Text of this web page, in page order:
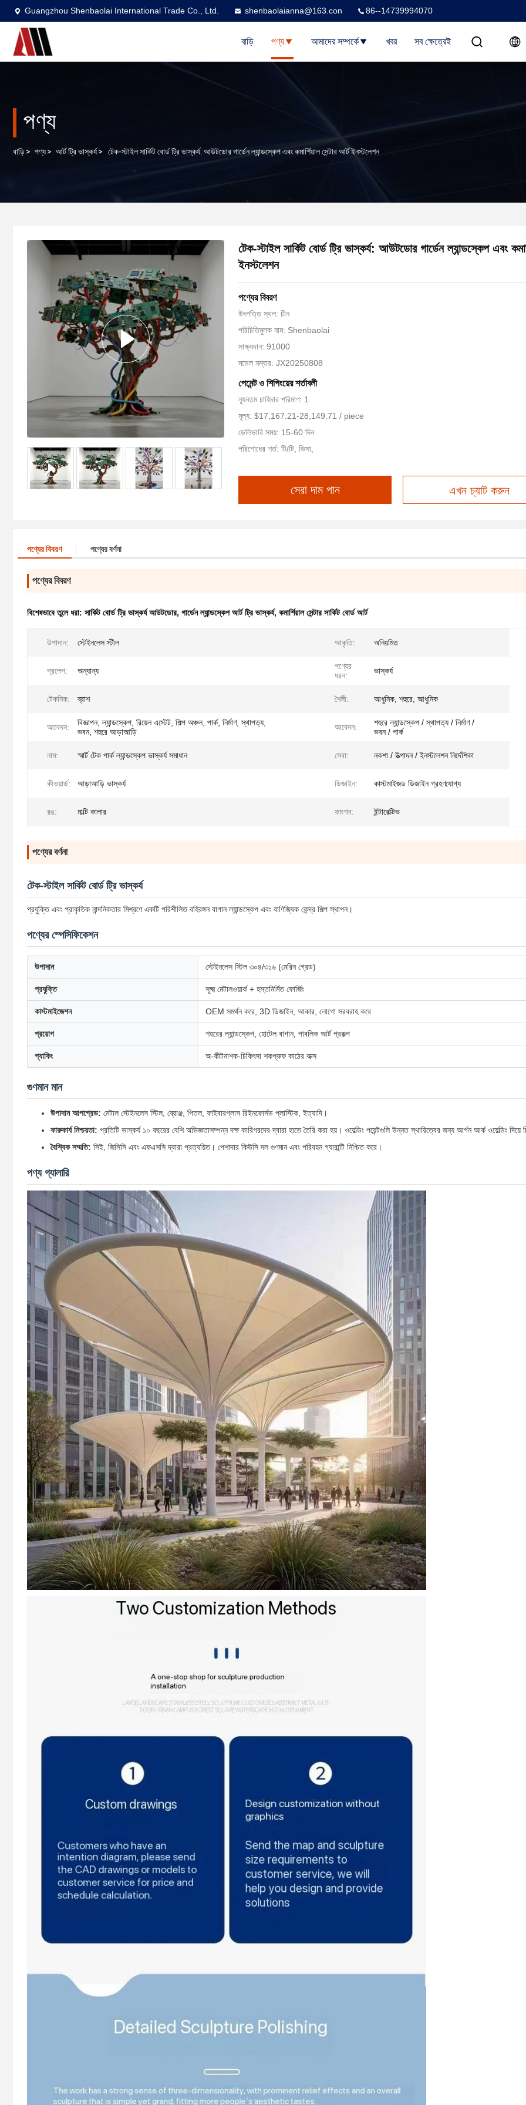
Guangzhou Shenbaolai International Trade Co., Ltd. shenbaolaianna@163.con 86--14739994070
বাড়ি পণ্য আমাদের সম্পর্কে খবর সব ক্ষেত্রেই
পণ্য
বাড়ি> পণ্য> আর্ট ট্রি ভাস্কর্য> টেক-স্টাইল সার্কিট বোর্ড ট্রি ভাস্কর্য: আউটডোর গার্ডেন ল্যান্ডস্কেপ এবং কমার্শিয়াল সেন্টার আর্ট ইনস্টলেশন
টেক-স্টাইল সার্কিট বোর্ড ট্রি ভাস্কর্য: আউটডোর গার্ডেন ল্যান্ডস্কেপ এবং
ইনস্টলেশন
পণ্যের বিবরণ
উৎপত্তি স্থল: চীন
পরিচিতিমুলক নাম: Shenbaolai
সাক্ষ্যদান: 91000
মডেল নম্বার: JX20250808
পেমেন্ট ও শিপিংয়ের শর্তাবলী
ন্যূনতম চাহিদার পরিমাণ: 1
মূল্য: $17,167.21-28,149.71 / piece
ডেলিভারি সময়: 15-60 দিন
পরিশোধের শর্ত: টি/টি, ভিসা,
সেরা দাম পান এখন চ্যাট করুন
পণ্যের বিবরণ পণ্যের বর্ণনা
পণ্যের বিবরণ
বিশেষভাবে তুলে ধরা: সার্কিট বোর্ড ট্রি ভাস্কর্য আউটডোর, গার্ডেন ল্যান্ডস্কেপ আর্ট ট্রি ভাস্কর্য, কমার্শিয়াল সেন্টার সার্কিট বোর্ড আর্ট
উপাদান: স্টেইনলেস স্টীল আকৃতি: অনিয়মিত
প্রলেপ: অন্যান্য
পণ্যের
ধরন:
ভাস্কর্য
টেকনিক: ব্রাশ শৈলী: আধুনিক, শহুরে, আধুনিক
আবেদন:
বিজ্ঞাপন, ল্যান্ডস্কেপ, রিয়েল এস্টেট, শিল্প অঞ্চল, পার্ক, নির্মাণ, স্থাপত্য,
ভবন, শহুরে আড়াআড়ি
আবেদন:
শহুরে ল্যান্ডস্কেপ / স্থাপত্য / নির্মাণ /
ভবন / পার্ক
নাম: স্মার্ট টেক পার্ক ল্যান্ডস্কেপ ভাস্কর্য সমাধান সেবা: নকশা / উত্পাদন / ইনস্টলেশন নির্দেশিকা
কীওয়ার্ড: আড়াআড়ি ভাস্কর্য ডিজাইন: কাস্টমাইজড ডিজাইন গ্রহণযোগ্য
রঙ: মাল্টি কালার ফাংশন: ইন্টারেক্টিভ
পণ্যের বর্ণনা
টেক-স্টাইল সার্কিট বোর্ড ট্রি ভাস্কর্য
প্রযুক্তি এবং প্রাকৃতিক নান্দনিকতার মিশ্রণে একটি পরিশীলিত বহিরঙ্গন বাগান ল্যান্ডস্কেপ এবং বাণিজ্যিক কেন্দ্র শিল্প স্থাপন।
পণ্যের স্পেসিফিকেশন
উপাদান স্টেইনলেস স্টিল ৩০৪/৩১৬ (মেরিন গ্রেড)
প্রযুক্তি সূক্ষ্ম মেটালওয়ার্ক + হস্তনির্মিত ফোর্জিং
কাস্টমাইজেশন OEM সমর্থন করে, 3D ডিজাইন, আকার, লোগো সরবরাহ করে
প্রয়োগ শহরের ল্যান্ডস্কেপ, হোটেল বাগান, পাবলিক আর্ট প্রকল্প
প্যাকিং অ-কীটনাশক-চিকিৎসা শকপ্রুফ কাঠের বাক্স
গুণমান মান
উপাদান আপগ্রেড: মেটাল স্টেইনলেস স্টিল, ব্রোঞ্জ, পিতল, ফাইবারগ্লাস রিইনফোর্সড প্লাস্টিক, ইত্যাদি।
কারুকার্য নিশ্চয়তা: প্রতিটি ভাস্কর্য ১০ বছরের বেশি অভিজ্ঞতাসম্পন্ন দক্ষ কারিগরদের দ্বারা হাতে তৈরি করা হয়। ওয়েল্ডিং পয়েন্টগুলি উন্নত স্থায়িত্বের জন্য আর্গন আর্ক ওয়েল্ডিং দিয়ে
বৈশ্বিক সম্মতি: সিই, জিসিসি এবং এফএসসি দ্বারা প্রত্যয়িত। পেশাদার কিউসি দল গুণমান এবং পরিবহন গ্যারান্টি নিশ্চিত করে।
পণ্য গ্যালারি